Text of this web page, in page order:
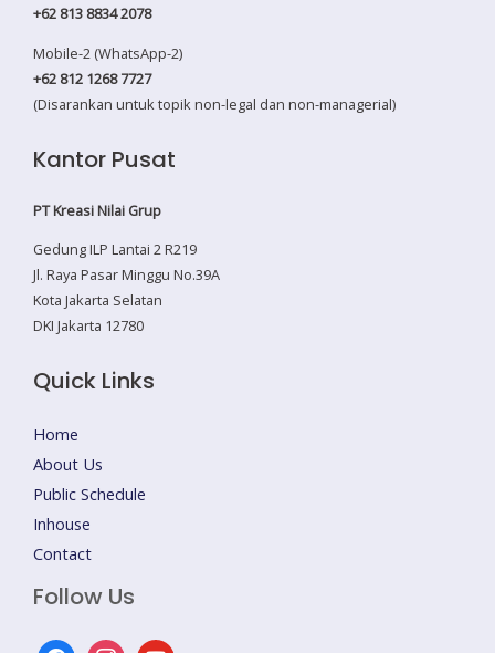
+62 813 8834 2078
Mobile-2 (WhatsApp-2)
+62 812 1268 7727
(Disarankan untuk topik non-legal dan non-managerial)
Kantor Pusat
PT Kreasi Nilai Grup
Gedung ILP Lantai 2 R219
Jl. Raya Pasar Minggu No.39A
Kota Jakarta Selatan
DKI Jakarta 12780
Quick Links
Home
About Us
Public Schedule
Inhouse
Contact
Follow Us